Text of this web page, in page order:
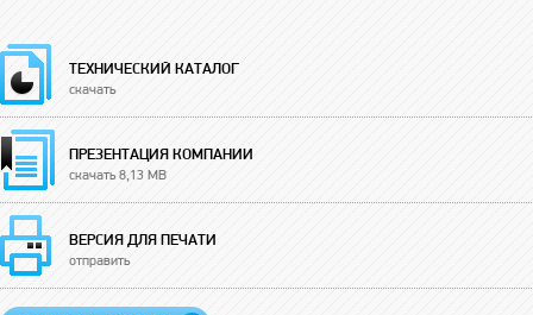
ТЕХНИЧЕСКИЙ КАТАЛОГ
скачать
ПРЕЗЕНТАЦИЯ КОМПАНИИ
скачать 8,13 MB
ВЕРСИЯ ДЛЯ ПЕЧАТИ
отправить